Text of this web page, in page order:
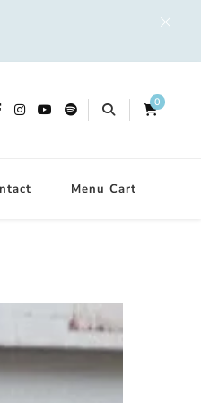
0
Menu Cart